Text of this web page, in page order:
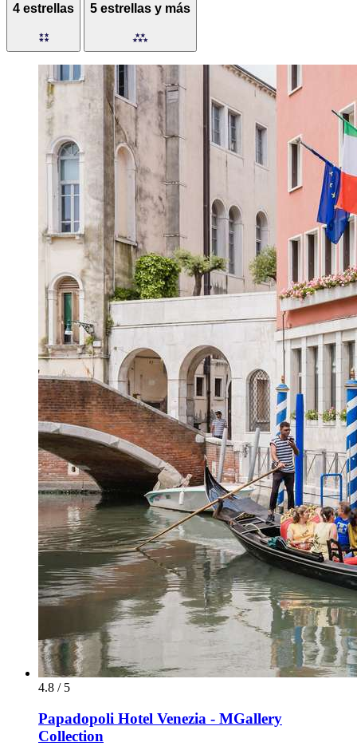
4 estrellas 5 estrellas y más
4.8 / 5
Papadopoli Hotel Venezia - MGallery
Collection